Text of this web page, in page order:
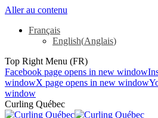
Aller au contenu
Français
English(Anglais)
Top Right Menu (FR)
Facebook page opens in new window
windowX page opens in new window
window
Curling Québec